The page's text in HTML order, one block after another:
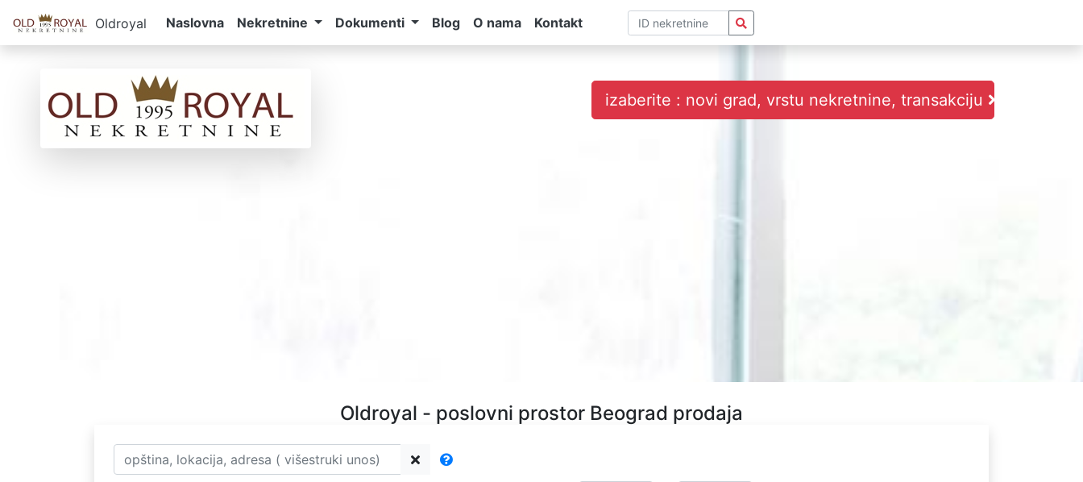
Oldroyal Naslovna Nekretnine Dokumenti Blog O nama Kontakt
izaberite : novi grad, vrstu nekretnine, transakciju
Oldroyal - poslovni prostor Beograd prodaja